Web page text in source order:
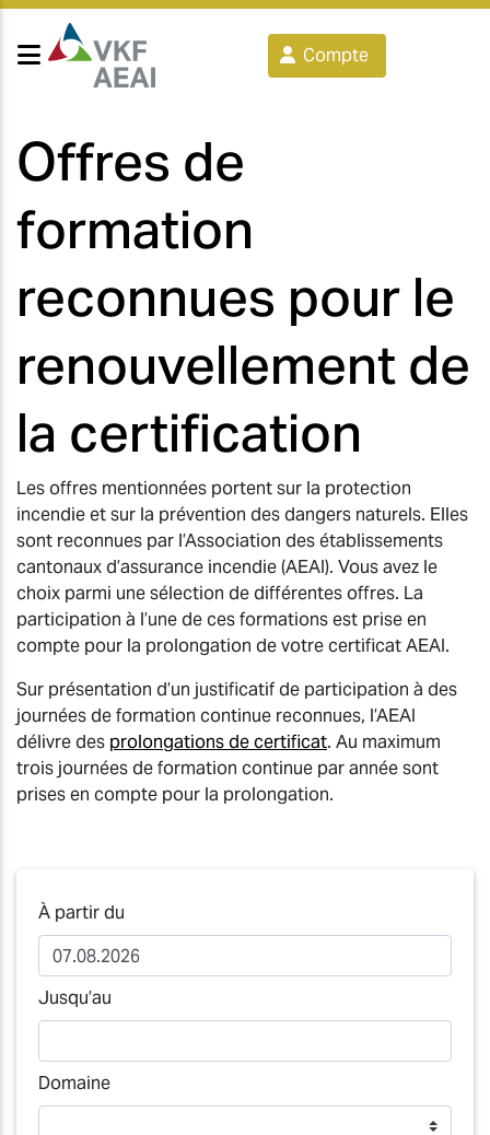
Compte
Offres de
formation
reconnues pour le
renouvellement de
la certification
Les offres mentionnées portent sur la protection
incendie et sur la prévention des dangers naturels. Elles
sont reconnues par l’Association des établissements
cantonaux d’assurance incendie (AEAI). Vous avez le
choix parmi une sélection de différentes offres. La
participation à l’une de ces formations est prise en
compte pour la prolongation de votre certificat AEAI.
Sur présentation d’un justificatif de participation à des
journées de formation continue reconnues, l’AEAI
délivre des prolongations de certificat. Au maximum
trois journées de formation continue par année sont
prises en compte pour la prolongation.
À partir du
Jusqu’au
Domaine